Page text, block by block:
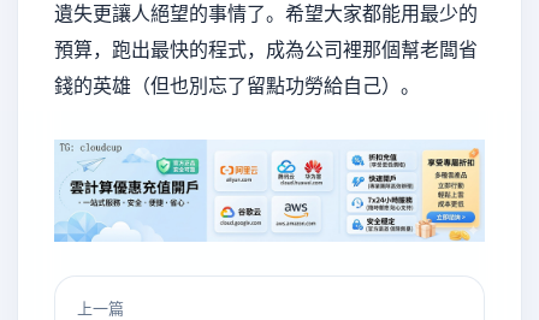
遺失更讓人絕望的事情了。希望大家都能用最少的
預算，跑出最快的程式，成為公司裡那個幫老闆省
錢的英雄（但也別忘了留點功勞給自己）。
上一篇